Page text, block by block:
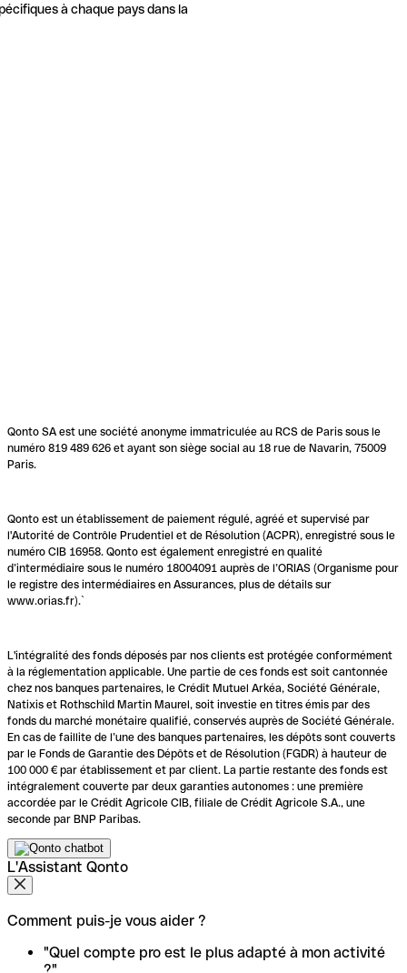
à chaque pays dans la
Qonto SA est une société anonyme immatriculée au RCS de Paris sous le
numéro 819 489 626 et ayant son siège social au 18 rue de Navarin, 75009
Paris.
Qonto est un établissement de paiement régulé, agréé et supervisé par
l'Autorité de Contrôle Prudentiel et de Résolution (ACPR), enregistré sous le
numéro CIB 16958. Qonto est également enregistré en qualité
d’intermédiaire sous le numéro 18004091 auprès de l’ORIAS (Organisme pour
le registre des intermédiaires en Assurances, plus de détails sur
www.orias.fr).`
L'intégralité des fonds déposés par nos clients est protégée conformément
à la réglementation applicable. Une partie de ces fonds est soit cantonnée
chez nos banques partenaires, le Crédit Mutuel Arkéa, Société Générale,
Natixis et Rothschild Martin Maurel, soit investie en titres émis par des
fonds du marché monétaire qualifié, conservés auprès de Société Générale.
En cas de faillite de l’une des banques partenaires, les dépôts sont couverts
par le Fonds de Garantie des Dépôts et de Résolution (FGDR) à hauteur de
100 000 € par établissement et par client. La partie restante des fonds est
intégralement couverte par deux garanties autonomes : une première
accordée par le Crédit Agricole CIB, filiale de Crédit Agricole S.A., une
seconde par BNP Paribas.
L'Assistant Qonto
Comment puis-je vous aider ?
"Quel compte pro est le plus adapté à mon activité